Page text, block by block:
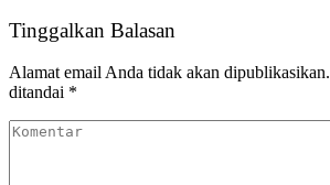
Tinggalkan Balasan
Alamat email Anda tidak akan dipublikasikan.
ditandai *